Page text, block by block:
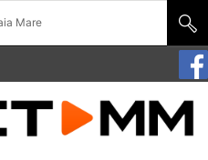
Mare